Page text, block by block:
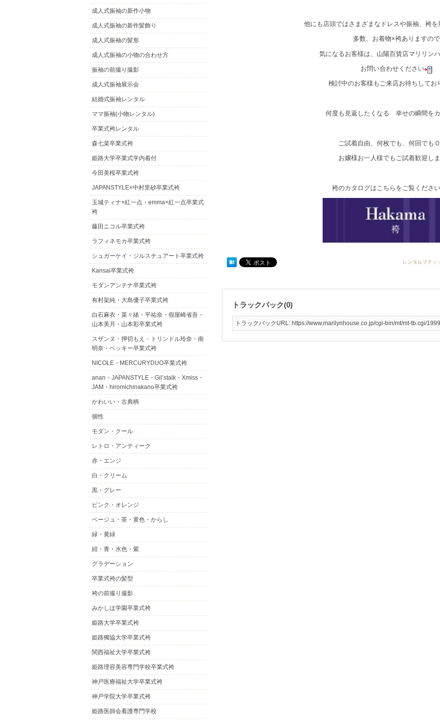
他にも店頭ではさまざまなドレスや振袖、袴
多数、お着物×袴ありますので
気になるお客様は、山陽百貨店マリリン
お問い合わせください
検討中のお客様もご来店お待ちしてお
何度も見返したくなる 幸せの瞬間を
ご試着自由、何枚でも、何回でも
お嬢様お一人様でもご試着歓迎し
袴のカタログはこちらをご覧くださ
レンタルブテ
トラックバック(0)
トラックバックURL: https://www.marilynhouse.co.jp/cgi-bin/mt/mt-tb.cgi/1999
成人式振袖の新作小物
成人式振袖の新作髪飾り
成人式振袖の髪形
成人式振袖の小物の合わせ方
振袖の前撮り撮影
成人式振袖展示会
結婚式振袖レンタル
ママ振袖(小物レンタル)
卒業式袴レンタル
森七菜卒業式袴
姫路大学卒業式学内着付
今田美桜卒業式袴
JAPANSTYLE×中村里砂卒業式袴
玉城ティナ×紅一点・emma×紅一点卒業式
袴
藤田ニコル卒業式袴
ラフィネモカ卒業式袴
シュガーケイ・ジルスチュアート卒業式袴
Kansai卒業式袴
モダンアンテナ卒業式袴
有村架純・大島優子卒業式袴
白石麻衣・菜々緒・平祐奈・假屋崎省吾・
山本美月・山本彩卒業式袴
スザンヌ・押切もえ・トリンドル玲奈・南
明奈・ベッキー卒業式袴
NICOLE・MERCURYDUO卒業式袴
anan・JAPANSTYLE・Gil’stalk・Xmiss・
JAM・hiromichinakano卒業式袴
かわいい・古典柄
個性
モダン・クール
レトロ・アンティーク
赤・エンジ
白・クリーム
黒・グレー
ピンク・オレンジ
ベージュ・茶・黄色・からし
緑・黄緑
紺・青・水色・紫
グラデーション
卒業式袴の髪型
袴の前撮り撮影
みかしほ学園卒業式袴
姫路大学卒業式袴
姫路獨協大学卒業式袴
関西福祉大学卒業式袴
姫路理容美容専門学校卒業式袴
神戸医療福祉大学卒業式袴
神戸学院大学卒業式袴
姫路医師会看護専門学校